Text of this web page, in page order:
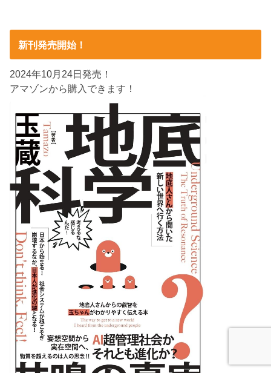
新刊発売開始！
2024年10月24日発売！
アマゾンから購入できます！